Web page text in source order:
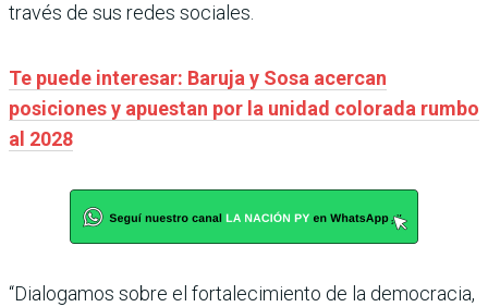
través de sus redes sociales.
Te puede interesar: Baruja y Sosa acercan
posiciones y apuestan por la unidad colorada rumbo
al 2028
“Dialogamos sobre el fortalecimiento de la democracia,